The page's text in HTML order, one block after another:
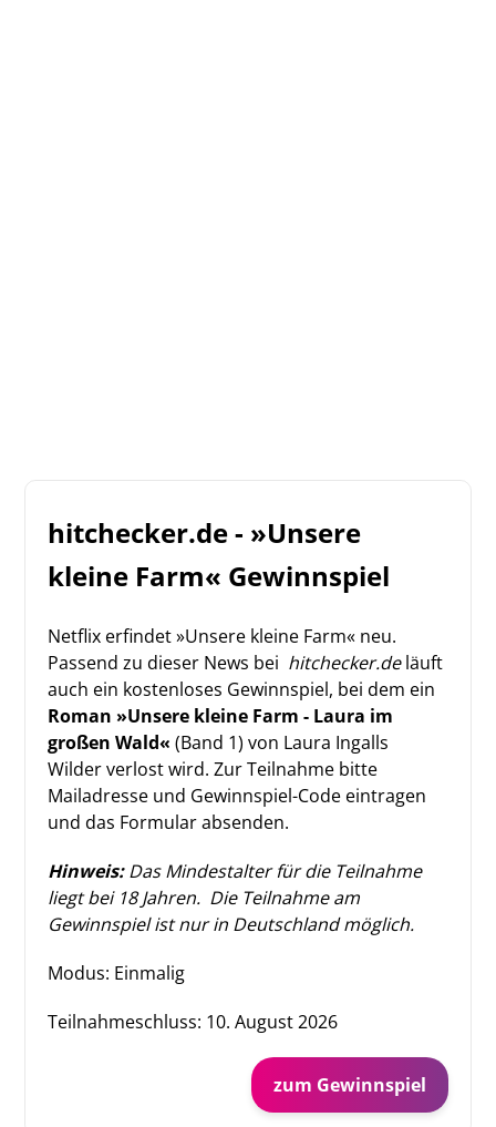
hitchecker.de - »Unsere
kleine Farm« Gewinnspiel
Netflix erfindet »Unsere kleine Farm« neu.
Passend zu dieser News bei hitchecker.deläuft
auch ein kostenloses Gewinnspiel, bei dem ein
Roman »Unsere kleine Farm - Laura im
großen Wald« (Band 1) von Laura Ingalls
Wilder verlost wird. Zur Teilnahme bitte
Mailadresse und Gewinnspiel-Code eintragen
und das Formular absenden.
Hinweis:Das Mindestalter für die Teilnahme
liegt bei 18 Jahren. Die Teilnahme am
Gewinnspielist nur in Deutschland möglich.
Modus: Einmalig
Teilnahmeschluss: 10. August 2026
zum Gewinnspiel